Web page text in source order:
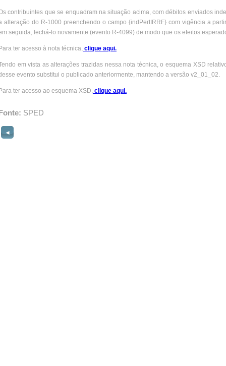
contribuintes que se enquadram na situação acima, com débitos enviados
alteração do R-1000 preenchendo o campo {indPertIRRF} com vigência a
seguida, fechá-lo novamente (evento R-4099) de modo que os efeitos
ter acesso à nota técnica, clique aqui.
em vista as alterações trazidas nessa nota técnica, o esquema XSD
evento substitui o publicado anteriormente, mantendo a versão v2_01_02.
ter acesso ao esquema XSD, clique aqui.
SPED
◄